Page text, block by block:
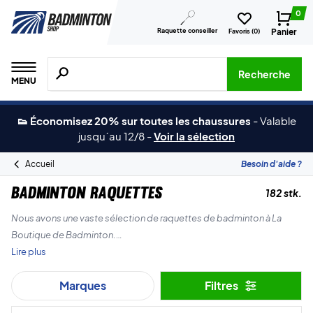
Raquette conseiller Favoris (0)
0
Panier
MENU
Recherche de produits, de marques, etc.
Recherche
👟 Économisez 20% sur toutes les chaussures -Valable
jusqu´au 12/8 -Voir la sélection
Accueil Besoin d'aide ?
Badminton raquettes 182 stk.
Nous avons une vaste sélection de raquettes de badminton à La
Boutique de Badminton.
Forza, RSL, Victor, ainsi que notre propre marque, ZERV.
Lire plus
Marques Filtres